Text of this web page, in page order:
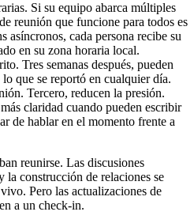
Si su equipo abarca múltiples
reunión que funcione para todos es
asíncronos, cada persona recibe su
en su zona horaria local.
Tres semanas después, pueden
que se reportó en cualquier día.
Tercero, reducen la presión.
claridad cuando pueden escribir
de hablar en el momento frente a
reunirse. Las discusiones
la construcción de relaciones se
Pero las actualizaciones de
a un check-in.